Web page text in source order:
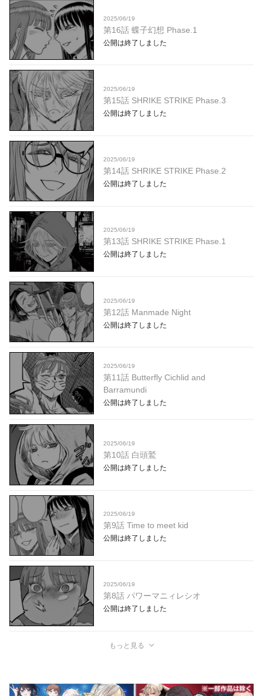
2025/06/19
第16話 蝶子幻想 Phase.1
公開は終了しました
2025/06/19
第15話 SHRIKE STRIKE Phase.3
公開は終了しました
2025/06/19
第14話 SHRIKE STRIKE Phase.2
公開は終了しました
2025/06/19
第13話 SHRIKE STRIKE Phase.1
公開は終了しました
2025/06/19
第12話 Manmade Night
公開は終了しました
2025/06/19
第11話 Butterfly Cichlid and
Barramundi
公開は終了しました
2025/06/19
第10話 白頭鷲
公開は終了しました
2025/06/19
第9話 Time to meet kid
公開は終了しました
2025/06/19
第8話 パワーマニィレシオ
公開は終了しました
もっと見る